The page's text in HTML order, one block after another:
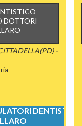
DOTTORI
-
DENTISTICI